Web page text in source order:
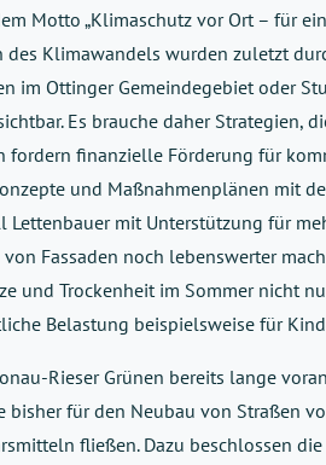
Motto „Klimaschutz vor Ort – für
des Klimawandels wurden zuletzt
im Ottinger Gemeindegebiet oder
Es brauche daher Strategien,
fordern finanzielle Förderung für
und Maßnahmenplänen mit
Lettenbauer mit Unterstützung für
Fassaden noch lebenswerter
und Trockenheit im Sommer nicht
Belastung beispielsweise für
Rieser Grünen bereits lange
bisher für den Neubau von Straßen
fließen. Dazu beschlossen